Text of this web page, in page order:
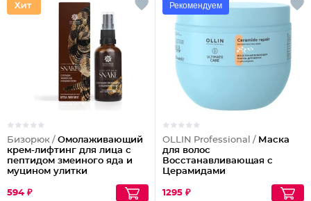
Бизорюк / Омолаживающий
крем-лифтинг для лица с
пептидом змеиного яда и
муцином улитки
594 ₽
Рекомендуем
OLLIN Professional / Маска
для волос
Восстанавливающая с
Церамидами
1295 ₽